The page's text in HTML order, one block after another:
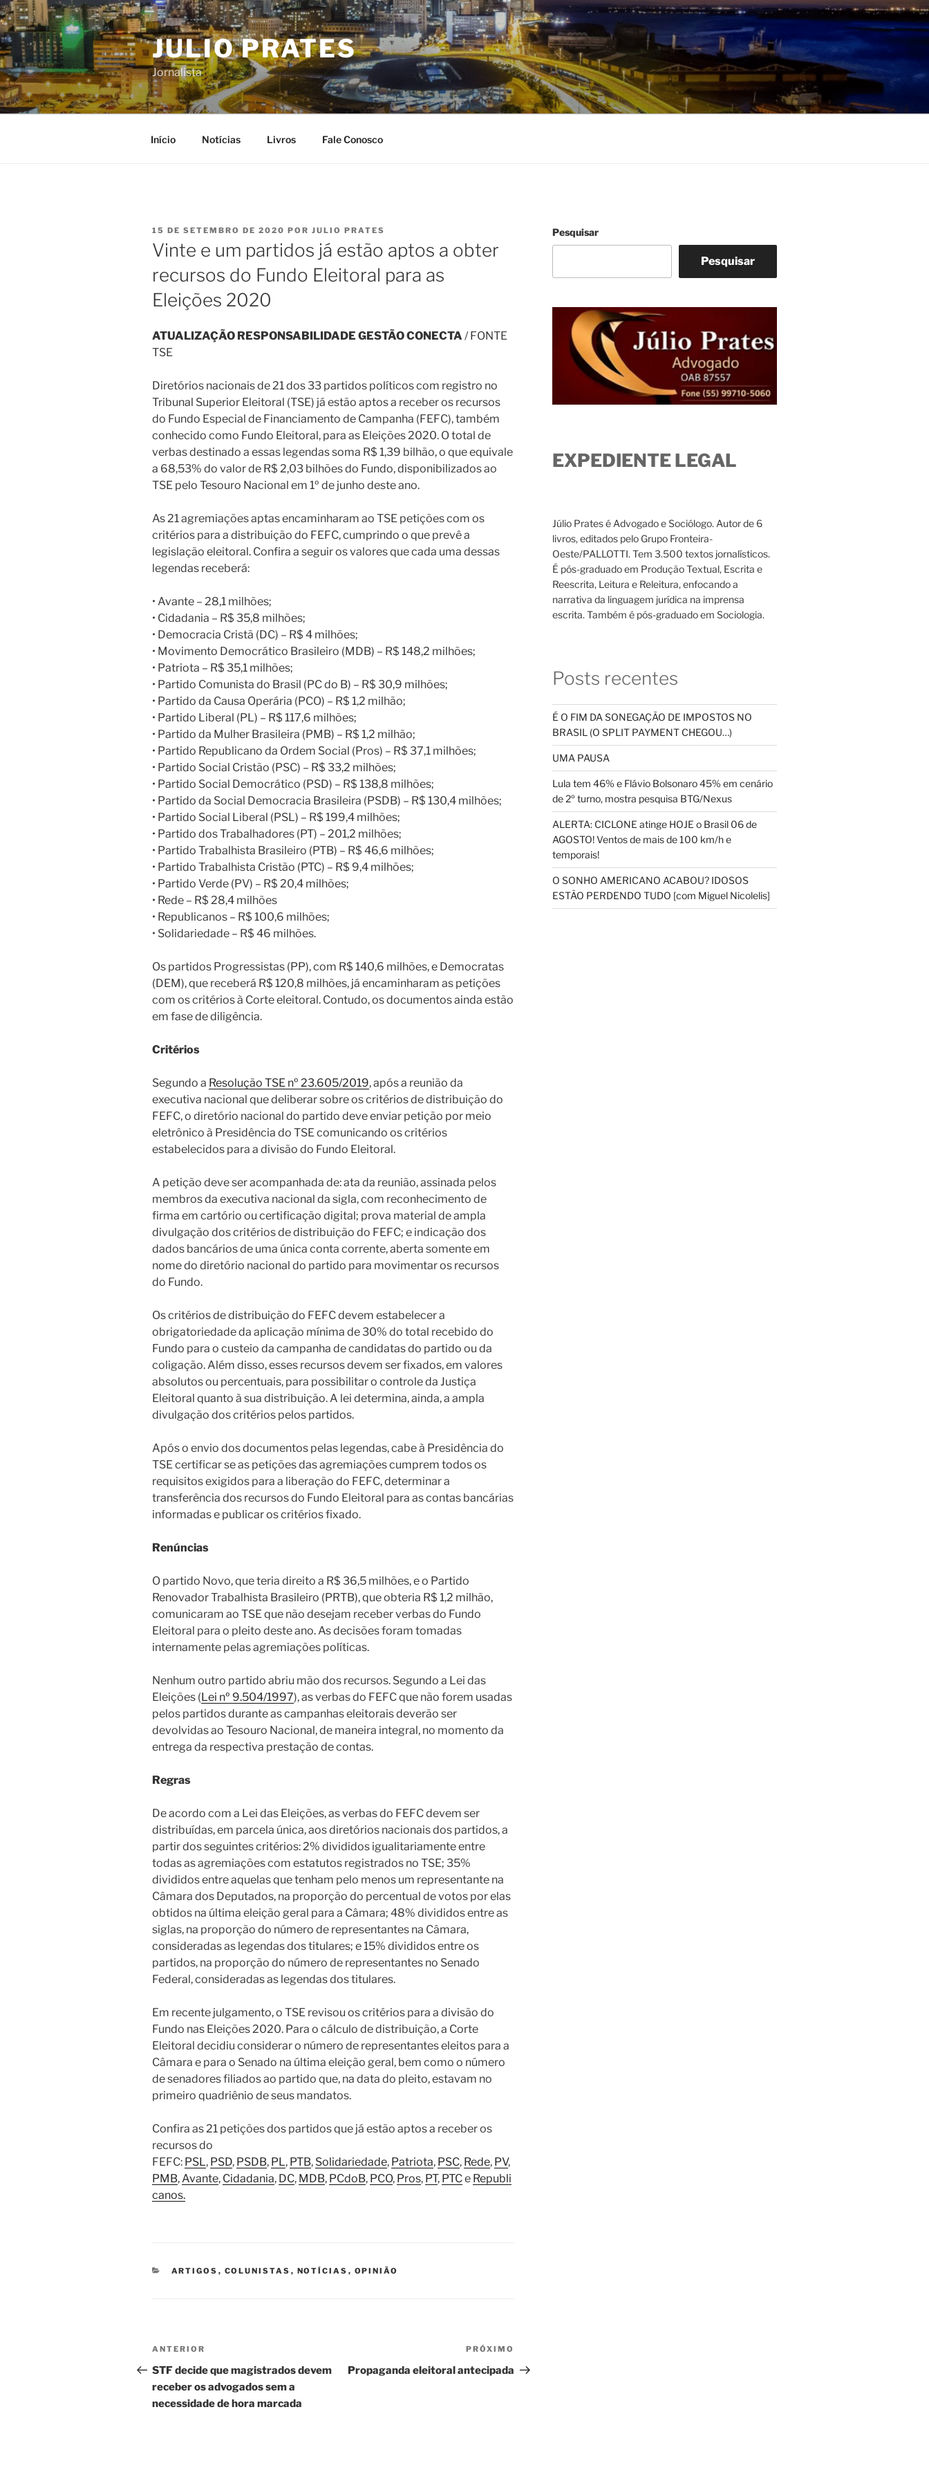
Pular
para
o
conteúdo
JULIO PRATES
Jornalista
Início Notícias Livros Fale Conosco
PUBLICADO
EM
15 DE SETEMBRO DE 2020 POR JULIO PRATES
Vinte e um partidos já estão aptos a obter
recursos do Fundo Eleitoral para as
Eleições 2020
ATUALIZAÇÃO RESPONSABILIDADE GESTÃO CONECTA / FONTE
TSE
Diretórios nacionais de 21 dos 33 partidos políticos com registro no
Tribunal Superior Eleitoral (TSE) já estão aptos a receber os recursos
do Fundo Especial de Financiamento de Campanha (FEFC), também
conhecido como Fundo Eleitoral, para as Eleições 2020. O total de
verbas destinado a essas legendas soma R$ 1,39 bilhão, o que equivale
a 68,53% do valor de R$ 2,03 bilhões do Fundo, disponibilizados ao
TSE pelo Tesouro Nacional em 1º de junho deste ano.
As 21 agremiações aptas encaminharam ao TSE petições com os
critérios para a distribuição do FEFC, cumprindo o que prevê a
legislação eleitoral. Confira a seguir os valores que cada uma dessas
legendas receberá:
• Avante – 28,1 milhões;
• Cidadania – R$ 35,8 milhões;
• Democracia Cristã (DC) – R$ 4 milhões;
• Movimento Democrático Brasileiro (MDB) – R$ 148,2 milhões;
• Patriota – R$ 35,1 milhões;
• Partido Comunista do Brasil (PC do B) – R$ 30,9 milhões;
• Partido da Causa Operária (PCO) – R$ 1,2 milhão;
• Partido Liberal (PL) – R$ 117,6 milhões;
• Partido da Mulher Brasileira (PMB) – R$ 1,2 milhão;
• Partido Republicano da Ordem Social (Pros) – R$ 37,1 milhões;
• Partido Social Cristão (PSC) – R$ 33,2 milhões;
• Partido Social Democrático (PSD) – R$ 138,8 milhões;
• Partido da Social Democracia Brasileira (PSDB) – R$ 130,4 milhões;
• Partido Social Liberal (PSL) – R$ 199,4 milhões;
• Partido dos Trabalhadores (PT) – 201,2 milhões;
• Partido Trabalhista Brasileiro (PTB) – R$ 46,6 milhões;
• Partido Trabalhista Cristão (PTC) – R$ 9,4 milhões;
• Partido Verde (PV) – R$ 20,4 milhões;
• Rede – R$ 28,4 milhões
• Republicanos – R$ 100,6 milhões;
• Solidariedade – R$ 46 milhões.
Os partidos Progressistas (PP), com R$ 140,6 milhões, e Democratas
(DEM), que receberá R$ 120,8 milhões, já encaminharam as petições
com os critérios à Corte eleitoral. Contudo, os documentos ainda estão
em fase de diligência.
Critérios
Segundo a Resolução TSE nº 23.605/2019, após a reunião da
executiva nacional que deliberar sobre os critérios de distribuição do
FEFC, o diretório nacional do partido deve enviar petição por meio
eletrônico à Presidência do TSE comunicando os critérios
estabelecidos para a divisão do Fundo Eleitoral.
A petição deve ser acompanhada de: ata da reunião, assinada pelos
membros da executiva nacional da sigla, com reconhecimento de
firma em cartório ou certificação digital; prova material de ampla
divulgação dos critérios de distribuição do FEFC; e indicação dos
dados bancários de uma única conta corrente, aberta somente em
nome do diretório nacional do partido para movimentar os recursos
do Fundo.
Os critérios de distribuição do FEFC devem estabelecer a
obrigatoriedade da aplicação mínima de 30% do total recebido do
Fundo para o custeio da campanha de candidatas do partido ou da
coligação. Além disso, esses recursos devem ser fixados, em valores
absolutos ou percentuais, para possibilitar o controle da Justiça
Eleitoral quanto à sua distribuição. A lei determina, ainda, a ampla
divulgação dos critérios pelos partidos.
Após o envio dos documentos pelas legendas, cabe à Presidência do
TSE certificar se as petições das agremiações cumprem todos os
requisitos exigidos para a liberação do FEFC, determinar a
transferência dos recursos do Fundo Eleitoral para as contas bancárias
informadas e publicar os critérios fixado.
Renúncias
O partido Novo, que teria direito a R$ 36,5 milhões, e o Partido
Renovador Trabalhista Brasileiro (PRTB), que obteria R$ 1,2 milhão,
comunicaram ao TSE que não desejam receber verbas do Fundo
Eleitoral para o pleito deste ano. As decisões foram tomadas
internamente pelas agremiações políticas.
Nenhum outro partido abriu mão dos recursos. Segundo a Lei das
Eleições (Lei nº 9.504/1997), as verbas do FEFC que não forem usadas
pelos partidos durante as campanhas eleitorais deverão ser
devolvidas ao Tesouro Nacional, de maneira integral, no momento da
entrega da respectiva prestação de contas.
Regras
De acordo com a Lei das Eleições, as verbas do FEFC devem ser
distribuídas, em parcela única, aos diretórios nacionais dos partidos, a
partir dos seguintes critérios: 2% divididos igualitariamente entre
todas as agremiações com estatutos registrados no TSE; 35%
divididos entre aquelas que tenham pelo menos um representante na
Câmara dos Deputados, na proporção do percentual de votos por elas
obtidos na última eleição geral para a Câmara; 48% divididos entre as
siglas, na proporção do número de representantes na Câmara,
consideradas as legendas dos titulares; e 15% divididos entre os
partidos, na proporção do número de representantes no Senado
Federal, consideradas as legendas dos titulares.
Em recente julgamento, o TSE revisou os critérios para a divisão do
Fundo nas Eleições 2020. Para o cálculo de distribuição, a Corte
Eleitoral decidiu considerar o número de representantes eleitos para a
Câmara e para o Senado na última eleição geral, bem como o número
de senadores filiados ao partido que, na data do pleito, estavam no
primeiro quadriênio de seus mandatos.
Confira as 21 petições dos partidos que já estão aptos a receber os
recursos do
FEFC: PSL, PSD, PSDB, PL, PTB, Solidariedade, Patriota, PSC, Rede, PV,
PMB,Avante, Cidadania, DC, MDB, PCdoB, PCO, Pros, PT, PTCe Republi
canos.
CATEGORIAS
ARTIGOS , COLUNISTAS , NOTÍCIAS , OPINIÃO
Navegação
de
Post
Post
anterior
ANTERIOR
STF decide que magistrados devem
receber os advogados sem a
necessidade de hora marcada
post
PRÓXIMO
Propaganda eleitoral antecipada
Pesquisar
Pesquisar
EXPEDIENTE LEGAL
Júlio Prates é Advogado e Sociólogo. Autor de 6
livros, editados pelo Grupo Fronteira-
Oeste/PALLOTTI. Tem 3.500 textos jornalísticos.
É pós-graduado em Produção Textual, Escrita e
Reescrita, Leitura e Releitura, enfocando a
narrativa da linguagem jurídica na imprensa
escrita. Também é pós-graduado em Sociologia.
Posts recentes
É O FIM DA SONEGAÇÃO DE IMPOSTOS NO
BRASIL (O SPLIT PAYMENT CHEGOU…)
UMA PAUSA
Lula tem 46% e Flávio Bolsonaro 45% em cenário
de 2º turno, mostra pesquisa BTG/Nexus
ALERTA: CICLONE atinge HOJE o Brasil 06 de
AGOSTO! Ventos de mais de 100 km/h e
temporais!
O SONHO AMERICANO ACABOU? IDOSOS
ESTÃO PERDENDO TUDO [com Miguel Nicolelis]